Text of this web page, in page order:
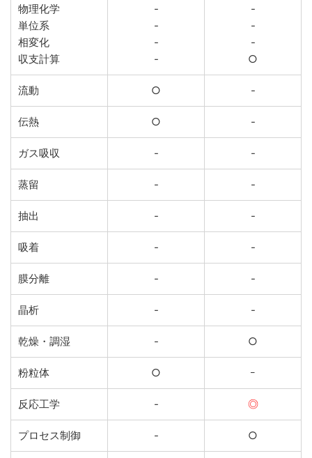
物理化学
単位系
相変化
収支計算
-
-
-
-
-
-
-
○
流動 ○ -
伝熱 ○ -
ガス吸収 - -
蒸留 - -
抽出 - -
吸着 - -
膜分離 - -
晶析 - -
乾燥・調湿 - ○
粉粒体 ○ ｰ
反応工学 - ◎
プロセス制御 - ○